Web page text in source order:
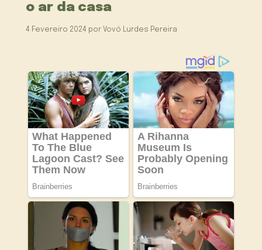
o ar da casa
4 Fevereiro 2024 por Vovó Lurdes Pereira